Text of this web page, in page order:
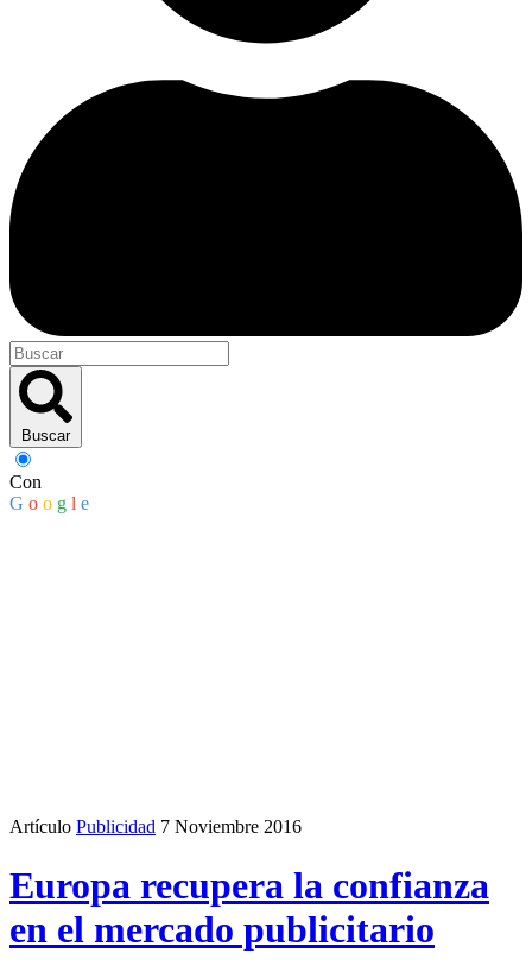
Buscar
Con
G o o g l e
Artículo Publicidad 7 Noviembre 2016
Europa recupera la confianza
en el mercado publicitario